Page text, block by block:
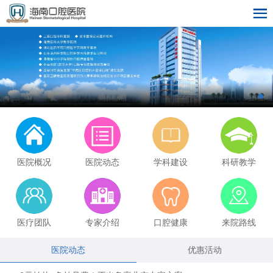
医院概况 医院动态 学科建设 科研教学
医疗团队 专家介绍 口腔健康 来院路线
医院动态 优惠活动